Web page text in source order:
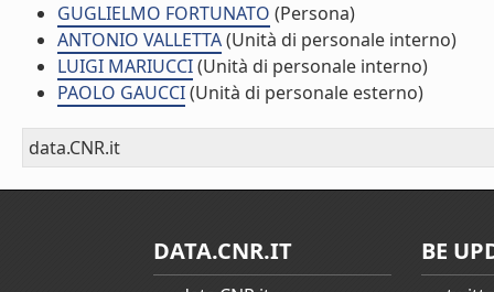
GUGLIELMO FORTUNATO (Persona)
ANTONIO VALLETTA(Unità di personale interno)
LUIGI MARIUCCI(Unità di personale interno)
PAOLO GAUCCI(Unità di personale esterno)
data.CNR.it
DATA.CNR.IT BE